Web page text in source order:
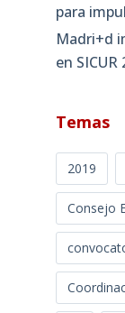
para
Madri+d
en SICUR
Temas
2019
Consejo